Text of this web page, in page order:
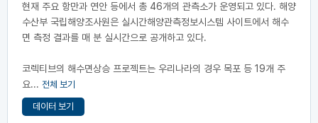
현재 주요 항만과 연안 등에서 총 46개의 관측소가 운영되고 있다. 해양
수산부 국립해양조사원은 실시간해양관측정보시스템 사이트에서 해수
면 측정 결과를 매 분 실시간으로 공개하고 있다.
코렉티브의 해수면상승 프로젝트는 우리나라의 경우 목포 등 19개 주
요... 전체 보기
데이터 보기